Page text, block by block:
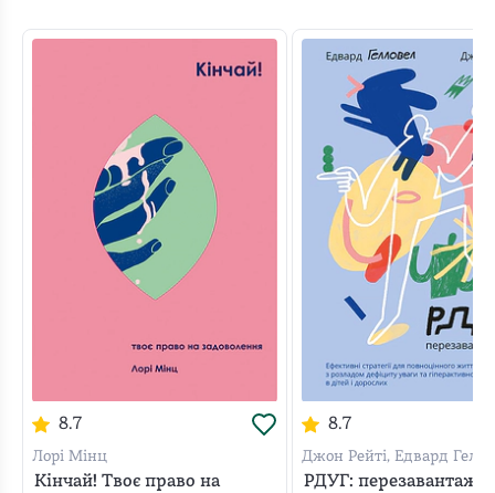
знайдете в книзі Катаріни Вестре, яка розповідає все
про дивовижний процес розвитку людини в утробі
8.7
Лорі Мінц
Кінчай! Твоє право на
8.7
Джон Рейті, Едвард
РДУГ: